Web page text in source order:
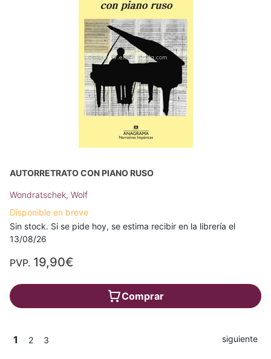
AUTORRETRATO CON PIANO RUSO
Wondratschek, Wolf
Disponible en breve
Sin stock. Si se pide hoy, se estima recibir en la librería el
13/08/26
PVP. 19,90€
Comprar
1 2 3 siguiente